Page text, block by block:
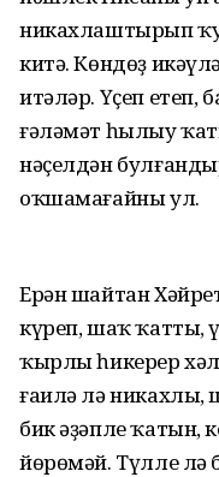
никахлаштырып
китә. Көндөҙ
итәләр. Үҫеп етеп,
ғәләмәт һылыу
нәҫелдән
оҡшамағайны ул.
Ерән шайтан
күреп, шаҡ ҡатты,
ҡырлы һикерер
ғаилә лә никахлы,
бик әҙәпле ҡатын,
йөрөмәй. Түлле